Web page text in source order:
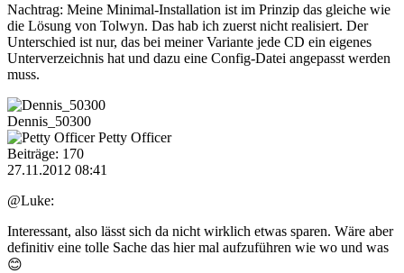
Nachtrag: Meine Minimal-Installation ist im Prinzip das gleiche wie
die Lösung von Tolwyn. Das hab ich zuerst nicht realisiert. Der
Unterschied ist nur, das bei meiner Variante jede CD ein eigenes
Unterverzeichnis hat und dazu eine Config-Datei angepasst werden
muss.
Dennis_50300
Petty Officer
Beiträge: 170
27.11.2012 08:41
@Luke:
Interessant, also lässt sich da nicht wirklich etwas sparen. Wäre aber
definitiv eine tolle Sache das hier mal aufzuführen wie wo und was
😊